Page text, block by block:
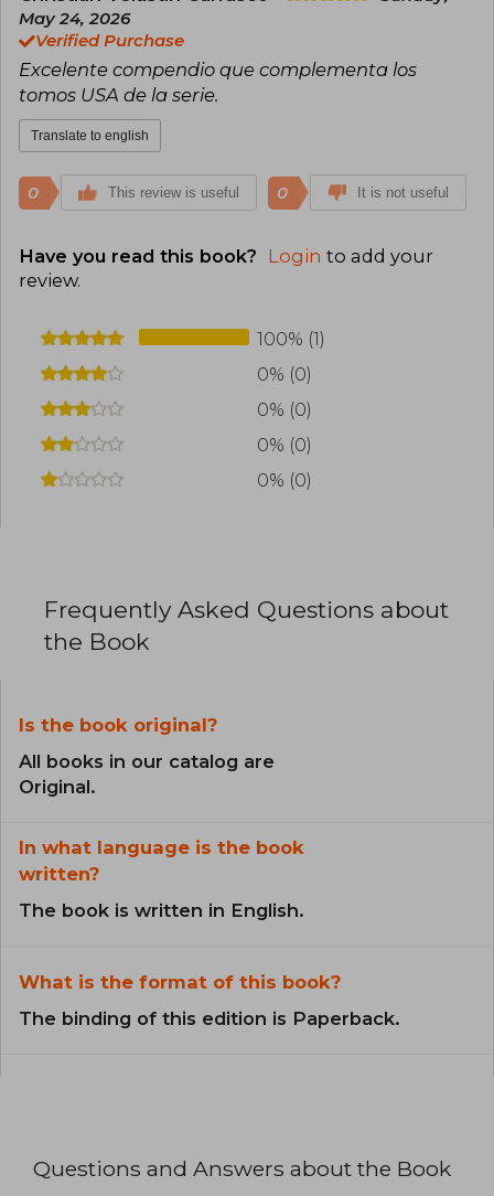
relacionados con The Transformers, donde
colaboró en la construcción de relatos
complementarios dentro de la continuidad
británica. Su labor consistió en desarrollar
episodios que ampliaban personajes y
conflictos, manteniendo coherencia con las
tramas principales. Su perfil representa el de un
capaz de integrarse en equipos creativos y
contribuir al crecimiento de franquicias
May 24, 2026
Verified Purchase
Excelente compendio que complementa los
tomos USA de la serie.
Translate to english
0 This review is useful 0 It is not useful
Have you read this book? Login to add your
review.
100% (1)
0% (0)
0% (0)
0% (0)
0% (0)
Frequently Asked Questions about
the Book
Is the book original?
All books in our catalog are
Original.
In what language is the book
written?
The book is written in English.
What is the format of this book?
The binding of this edition is Paperback.
Questions and Answers about the Book